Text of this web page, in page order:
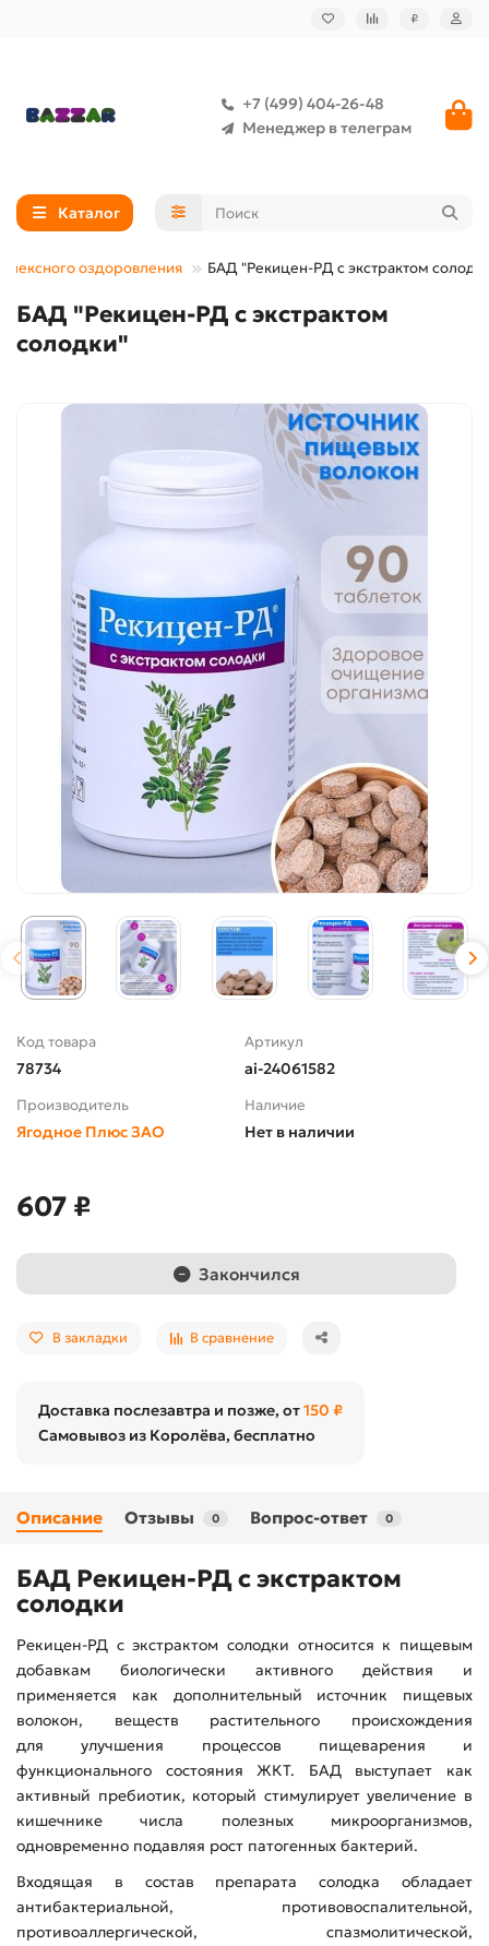
₽
+7 (499) 404-26-48
Менеджер в телеграм
Каталог
оздоровления БАД "Рекицен-РД с экстрактом
БАД "Рекицен-РД с экстрактом
солодки"
Код товара
78734
Артикул
ai-24061582
Производитель
Ягодное Плюс ЗАО
Наличие
Нет в наличии
607 ₽
Закончился
В закладки В сравнение
Доставка послезавтра и позже, от150 ₽
Самовывоз из Королёва, бесплатно
Описание Отзывы 0 Вопрос-ответ 0
БАД Рекицен-РД с экстрактом
солодки
Рекицен-РД с экстрактом солодки относится к пищевым
добавкам биологически активного действия и
применяется как дополнительный источник пищевых
волокон, веществ растительного происхождения
для улучшения процессов пищеварения и
функционального состояния ЖКТ. БАД выступает как
активный пребиотик, который стимулирует увеличение в
кишечнике числа полезных микроорганизмов,
одновременно подавляя рост патогенных бактерий.
Входящая в состав препарата солодка обладает
антибактериальной, противовоспалительной,
противоаллергической, спазмолитической,